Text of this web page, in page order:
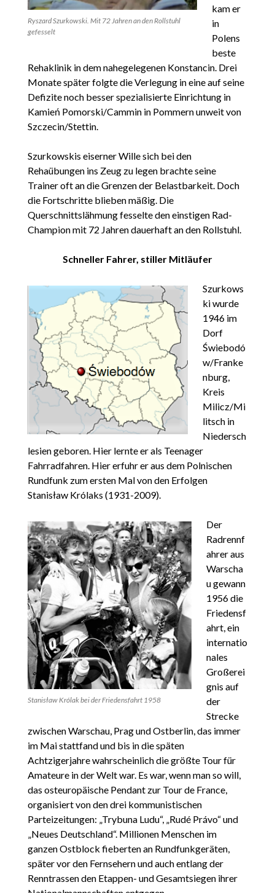
Ryszard Szurkowski. Mit 72 Jahren an den Rollstuhl
gefesselt
kam er
in
Polens
beste
Rehaklinik in dem nahegelegenen Konstancin. Drei
Monate später folgte die Verlegung in eine auf seine
Defizite noch besser spezialisierte Einrichtung in
Kamień Pomorski/Cammin in Pommern unweit von
Szczecin/Stettin.
Szurkowskis eiserner Wille sich bei den
Rehaübungen ins Zeug zu legen brachte seine
Trainer oft an die Grenzen der Belastbarkeit. Doch
die Fortschritte blieben mäßig. Die
Querschnittslähmung fesselte den einstigen Rad-
Champion mit 72 Jahren dauerhaft an den Rollstuhl.
Schneller Fahrer, stiller Mitläufer
Szurkows
ki wurde
1946 im
Dorf
Świebodó
w/Franke
nburg,
Kreis
Milicz/Mi
litsch in
Niedersch
lesien geboren. Hier lernte er als Teenager
Fahrradfahren. Hier erfuhr er aus dem Polnischen
Rundfunk zum ersten Mal von den Erfolgen
Stanisław Królaks (1931-2009).
Stanisław Królak bei der Friedensfahrt 1958
Der
Radrennf
ahrer aus
Warscha
u gewann
1956 die
Friedensf
ahrt, ein
internatio
nales
Großerei
gnis auf
der
Strecke
zwischen Warschau, Prag und Ostberlin, das immer
im Mai stattfand und bis in die späten
Achtzigerjahre wahrscheinlich die größte Tour für
Amateure in der Welt war. Es war, wenn man so will,
das osteuropäische Pendant zur Tour de France,
organisiert von den drei kommunistischen
Parteizeitungen: „Trybuna Ludu“, „Rudé Právo“ und
„Neues Deutschland“. Millionen Menschen im
ganzen Ostblock fieberten an Rundfunkgeräten,
später vor den Fernsehern und auch entlang der
Renntrassen den Etappen- und Gesamtsiegen ihrer